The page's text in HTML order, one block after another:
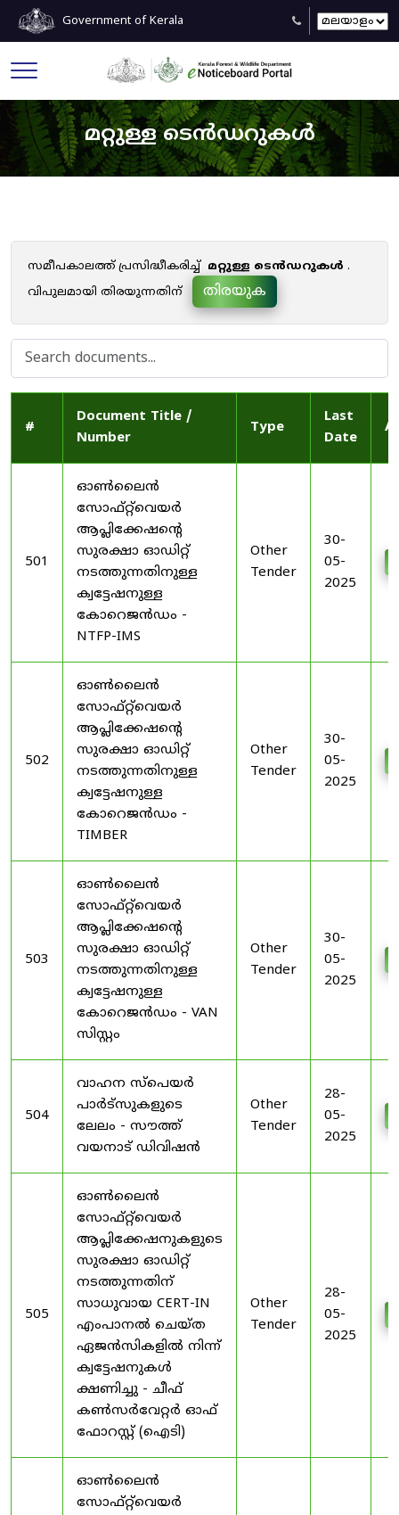
Government of Kerala
മറ്റുള്ള ടെൻഡറുകൾ
സമീപകാലത്ത് പ്രസിദ്ധീകരിച്ച് മറ്റുള്ള ടെൻഡറുകൾ .
വിപുലമായി തിരയുന്നതിന്
തിരയുക
#
Document Title /
Number
Type
Last
Date
501
ഓൺലൈൻ
സോഫ്റ്റ്‌വെയർ
ആപ്ലിക്കേഷന്റെ
സുരക്ഷാ ഓഡിറ്റ്
നടത്തുന്നതിനുള്ള
ക്വട്ടേഷനുള്ള
കോറെജൻഡം -
NTFP-IMS
Other
Tender
30-
05-
2025
502
ഓൺലൈൻ
സോഫ്റ്റ്‌വെയർ
ആപ്ലിക്കേഷന്റെ
സുരക്ഷാ ഓഡിറ്റ്
നടത്തുന്നതിനുള്ള
ക്വട്ടേഷനുള്ള
കോറെജൻഡം -
TIMBER
Other
Tender
30-
05-
2025
503
ഓൺലൈൻ
സോഫ്റ്റ്‌വെയർ
ആപ്ലിക്കേഷന്റെ
സുരക്ഷാ ഓഡിറ്റ്
നടത്തുന്നതിനുള്ള
ക്വട്ടേഷനുള്ള
കോറെജൻഡം - VAN
സിസ്റ്റം
Other
Tender
30-
05-
2025
504
വാഹന സ്പെയർ
പാർട്‌സുകളുടെ
ലേലം - സൗത്ത്
വയനാട് ഡിവിഷൻ
Other
Tender
28-
05-
2025
505
ഓൺലൈൻ
സോഫ്റ്റ്‌വെയർ
ആപ്ലിക്കേഷനുകളുടെ
സുരക്ഷാ ഓഡിറ്റ്
നടത്തുന്നതിന്
സാധുവായ CERT-IN
എംപാനൽ ചെയ്ത
ഏജൻസികളിൽ നിന്ന്
ക്വട്ടേഷനുകൾ
ക്ഷണിച്ചു - ചീഫ്
കൺസർവേറ്റർ ഓഫ്
ഫോറസ്റ്റ് (ഐടി)
Other
Tender
28-
05-
2025
ഓൺലൈൻ
സോഫ്റ്റ്‌വെയർ